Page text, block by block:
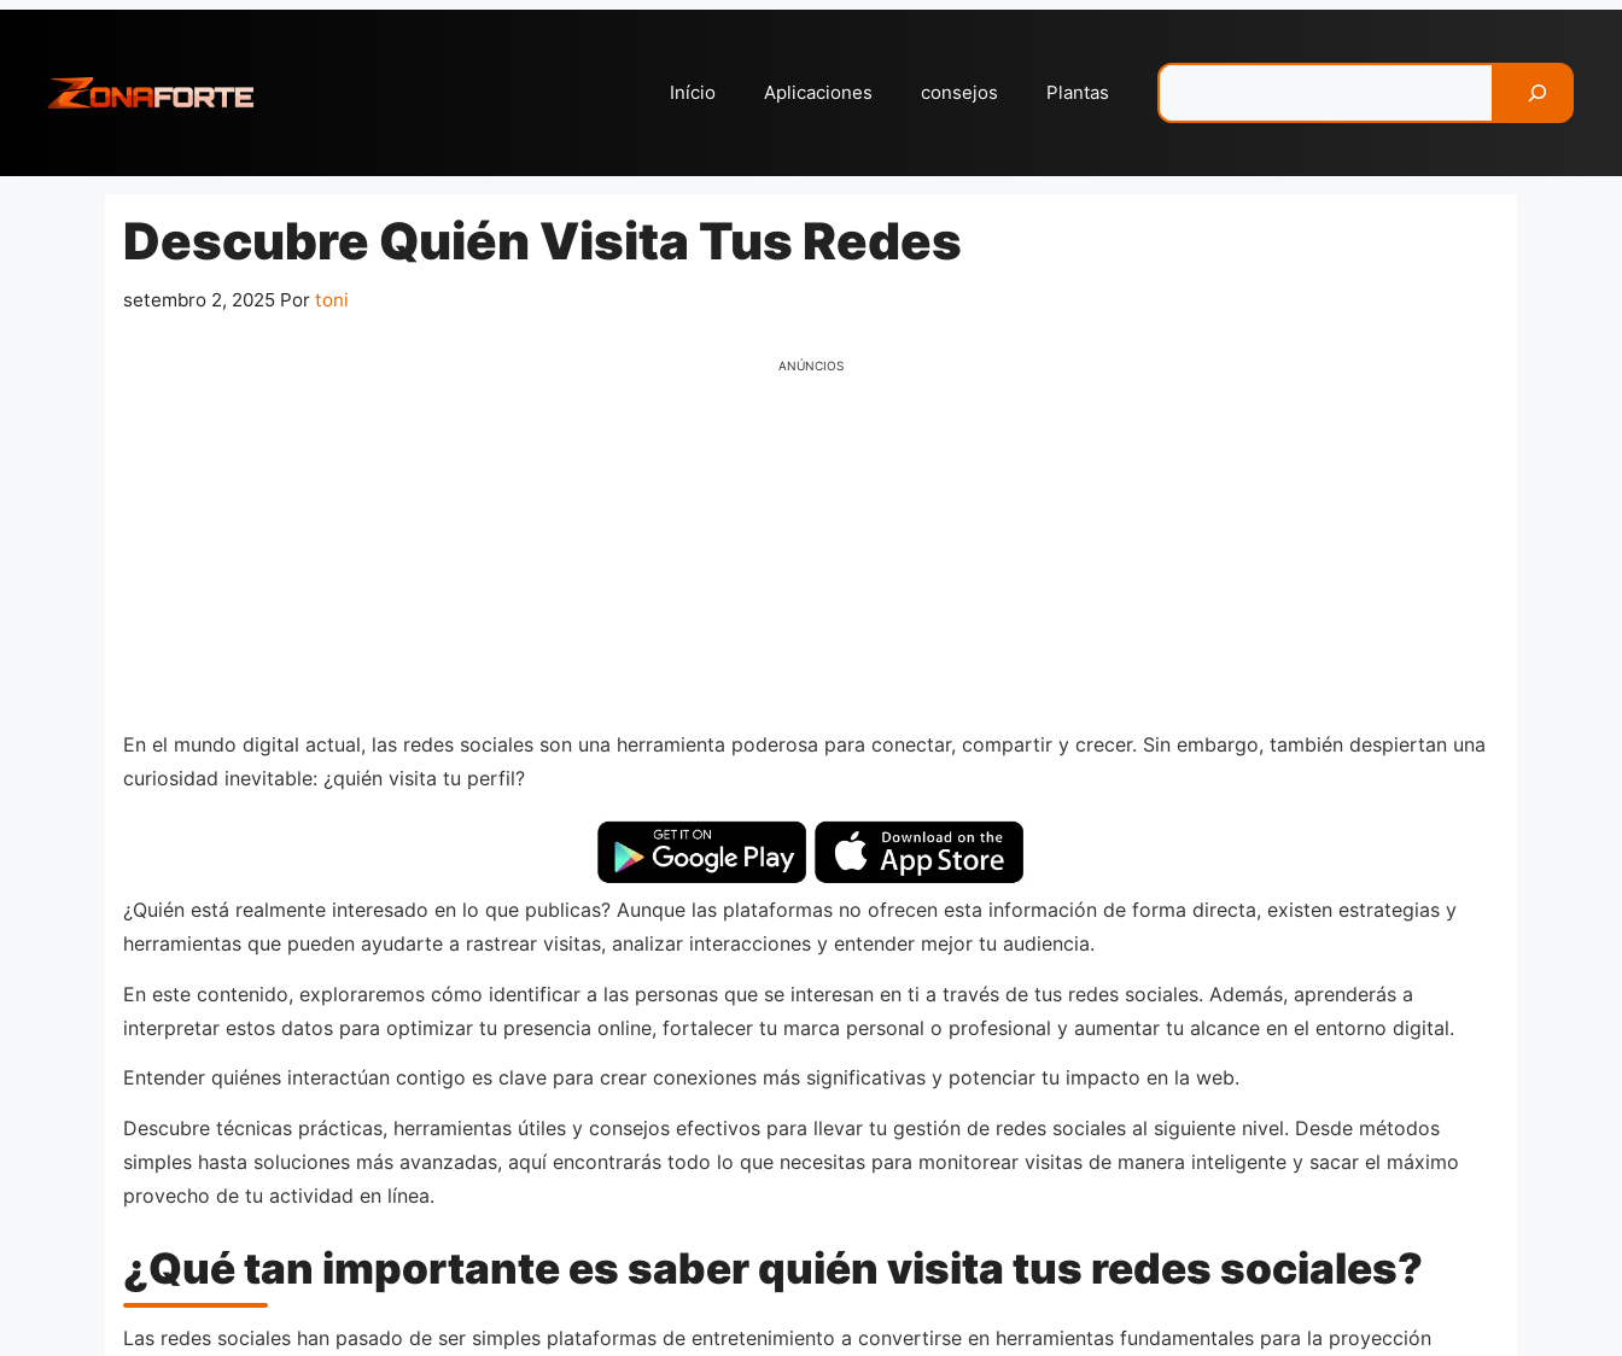
conteúdo
Início Aplicaciones consejos Plantas
Descubre Quién Visita Tus Redes
setembro 2, 2025 Por toni
ANÚNCIOS
En el mundo digital actual, las redes sociales son una herramienta poderosa para conectar, compartir y crecer. Sin embargo, también despiertan una
curiosidad inevitable: ¿quién visita tu perfil?
¿Quién está realmente interesado en lo que publicas? Aunque las plataformas no ofrecen esta información de forma directa, existen estrategias y
herramientas que pueden ayudarte a rastrear visitas, analizar interacciones y entender mejor tu audiencia.
En este contenido, exploraremos cómo identificar a las personas que se interesan en ti a través de tus redes sociales. Además, aprenderás a
interpretar estos datos para optimizar tu presencia online, fortalecer tu marca personal o profesional y aumentar tu alcance en el entorno digital.
Entender quiénes interactúan contigo es clave para crear conexiones más significativas y potenciar tu impacto en la web.
Descubre técnicas prácticas, herramientas útiles y consejos efectivos para llevar tu gestión de redes sociales al siguiente nivel. Desde métodos
simples hasta soluciones más avanzadas, aquí encontrarás todo lo que necesitas para monitorear visitas de manera inteligente y sacar el máximo
provecho de tu actividad en línea.
¿Qué tan importante es saber quién visita tus redes sociales?
Las redes sociales han pasado de ser simples plataformas de entretenimiento a convertirse en herramientas fundamentales para la proyección